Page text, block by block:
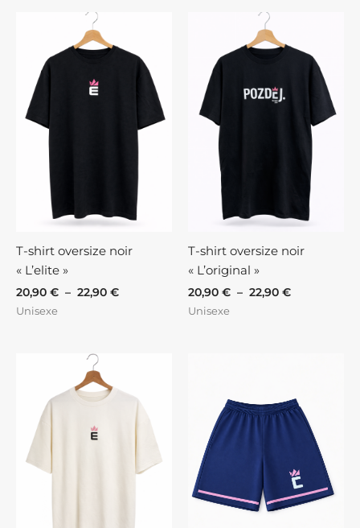
T-shirt oversize noir
« L’elite »
20,90 € – 22,90 €
prix :
20,90 €
22,90 €
Unisexe
T-shirt oversize noir
« L’original »
20,90 € – 22,90 €
prix :
20,90 €
22,90 €
Unisexe
20,90 €
22,90 €